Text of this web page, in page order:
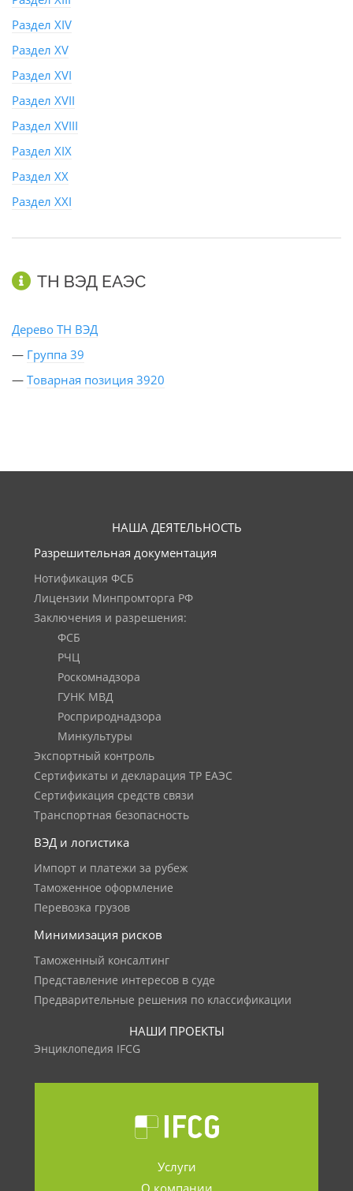
Раздел XIV
Раздел XV
Раздел XVI
Раздел XVII
Раздел XVIII
Раздел XIX
Раздел XX
Раздел XXI
ТН ВЭД ЕАЭС
Дерево ТН ВЭД
— Группа 39
— Товарная позиция 3920
НАША ДЕЯТЕЛЬНОСТЬ
Разрешительная документация
Нотификация ФСБ
Лицензии Минпромторга РФ
Заключения и разрешения:
ФСБ
РЧЦ
Роскомнадзора
ГУНК МВД
Росприроднадзора
Минкультуры
Экспортный контроль
Сертификаты и декларация ТР ЕАЭС
Сертификация средств связи
Транспортная безопасность
ВЭД и логистика
Импорт и платежи за рубеж
Таможенное оформление
Перевозка грузов
Минимизация рисков
Таможенный консалтинг
Представление интересов в суде
Предварительные решения по классификации
НАШИ ПРОЕКТЫ
Энциклопедия IFCG
Услуги